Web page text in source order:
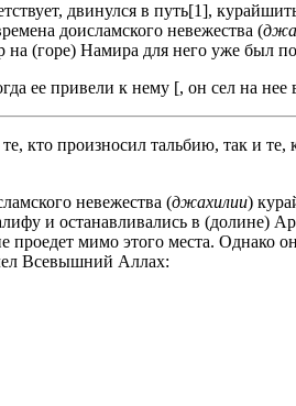
двинулся в путь[1],
доисламского невежества (
(горе) Намира для него уже был
ее привели к нему [, он сел на
кто произносил тальбию, так и
невежества (джахилии)
и останавливались в
мимо этого места. Однако
Всевышний Аллах: